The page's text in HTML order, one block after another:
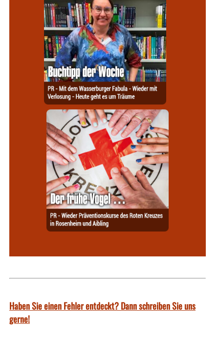
Haben Sie einen Fehler entdeckt? Dann schreiben Sie uns
gerne!